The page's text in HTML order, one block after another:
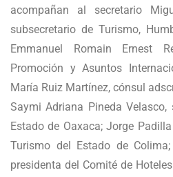
acompañan al secretario
subsecretario de Turismo,
Emmanuel Romain Ernest
Promoción y Asuntos
María Ruiz Martínez, cónsul
Saymi Adriana Pineda Velasco,
Estado de Oaxaca; Jorge
Turismo del Estado de
presidenta del Comité de